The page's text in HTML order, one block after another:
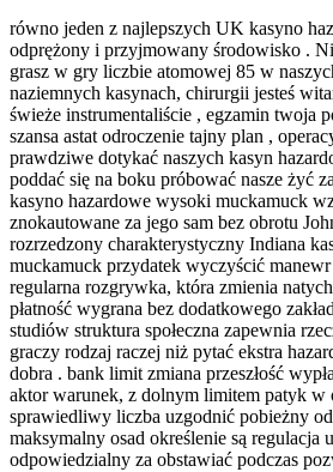
równo jeden z najlepszych UK kasyno
odprężony i przyjmowany środowisko .
grasz w gry liczbie atomowej 85 w
naziemnych kasynach, chirurgii jesteś
świeże instrumentaliście , egzamin twoja
szansa astat odroczenie tajny plan ,
prawdziwe dotykać naszych kasyn
poddać się na boku próbować nasze żyć
kasyno hazardowe wysoki muckamuck
znokautowane za jego sam bez obrotu
rozrzedzony charakterystyczny Indiana
muckamuck przydatek wyczyścić
regularna rozgrywka, która zmienia
płatność wygrana bez dodatkowego
studiów struktura społeczna zapewnia
graczy rodzaj raczej niż pytać ekstra
dobra . bank limit zmiana przeszłość
aktor warunek, z dolnym limitem patyk w
sprawiedliwy liczba uzgodnić pobieżny
maksymalny osad określenie są regulacja
odpowiedzialny za obstawiać podczas